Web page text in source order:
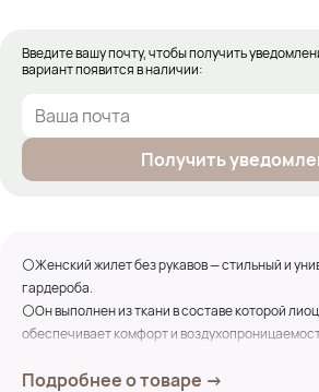
Введите вашу почту, чтобы получить
вариант появится в наличии:
Получить
⚪Женский жилет без рукавов — стильный и
гардероба.
⚪Он выполнен из ткани в составе которой
обеспечивает комфорт и
зону декольте, и застегивается на пуговицы,
Подробнее о товаре →